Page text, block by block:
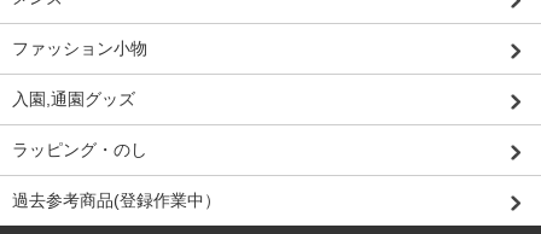
ファッション小物
入園,通園グッズ
ラッピング・のし
過去参考商品(登録作業中）